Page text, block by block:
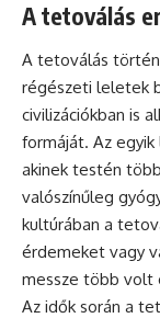
A tetoválás
A tetoválás
régészeti leletek
civilizációkban is
formáját. Az
akinek testén
valószínűleg
kultúrában a
érdemeket vagy
messze több volt
Az idők során a